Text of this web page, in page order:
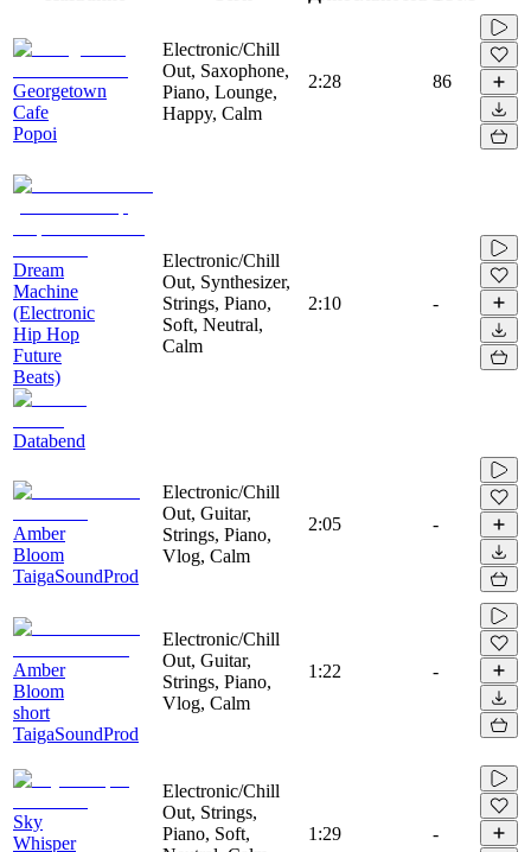
Georgetown
Cafe
Popoi
Electronic/Chill
Out, Saxophone,
Piano, Lounge,
Happy, Calm
2:28 86
Dream
Machine
(Electronic
Hip Hop
Future
Beats)
Databend
Electronic/Chill
Out, Synthesizer,
Strings, Piano,
Soft, Neutral,
Calm
2:10 -
Amber
Bloom
TaigaSoundProd
Electronic/Chill
Out, Guitar,
Strings, Piano,
Vlog, Calm
2:05 -
Amber
Bloom
short
TaigaSoundProd
Electronic/Chill
Out, Guitar,
Strings, Piano,
Vlog, Calm
1:22 -
Sky
Whisper
Electronic/Chill
Out, Strings,
Piano, Soft,
1:29 -